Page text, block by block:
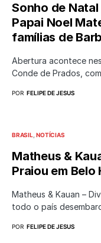
Sonho de
Papai Noel
famílias de
Abertura acontece
Conde de Prados,
POR FELIPE DE JESUS
BRASIL NOTÍCIAS
Matheus &
Praiou em
Matheus & Kauan –
todo o país
POR FELIPE DE JESUS